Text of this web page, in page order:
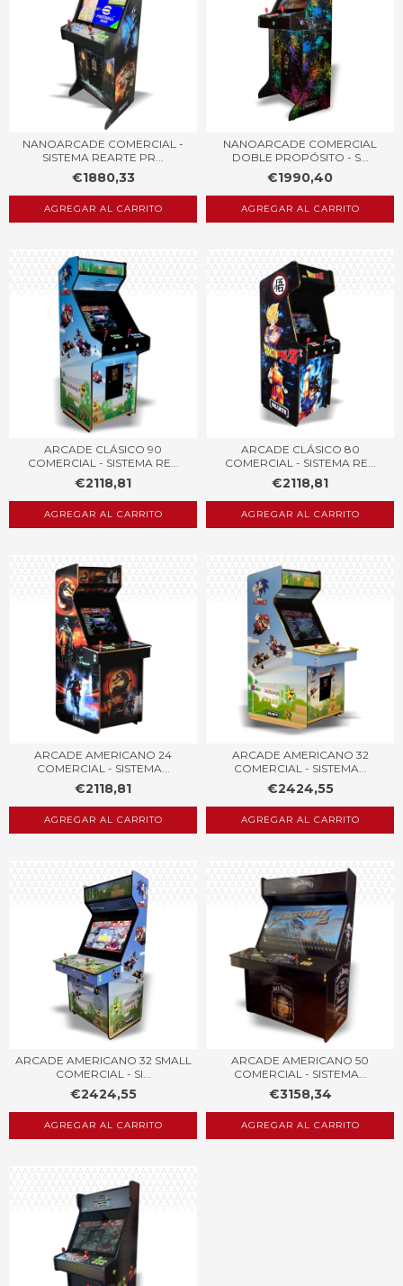
NANOARCADE COMERCIAL -
SISTEMA REARTE PR...
€1880,33
AGREGAR AL CARRITO
NANOARCADE COMERCIAL
DOBLE PROPÓSITO - S...
€1990,40
AGREGAR AL CARRITO
ARCADE CLÁSICO 90
COMERCIAL - SISTEMA RE...
€2118,81
AGREGAR AL CARRITO
ARCADE CLÁSICO 80
COMERCIAL - SISTEMA RE...
€2118,81
AGREGAR AL CARRITO
ARCADE AMERICANO 24
COMERCIAL - SISTEMA...
€2118,81
AGREGAR AL CARRITO
ARCADE AMERICANO 32
COMERCIAL - SISTEMA...
€2424,55
AGREGAR AL CARRITO
ARCADE AMERICANO 32 SMALL
COMERCIAL - SI...
€2424,55
AGREGAR AL CARRITO
ARCADE AMERICANO 50
COMERCIAL - SISTEMA...
€3158,34
AGREGAR AL CARRITO